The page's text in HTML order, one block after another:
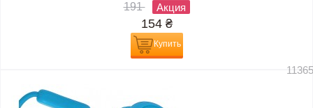
191 Акция
154 ₴
Купить